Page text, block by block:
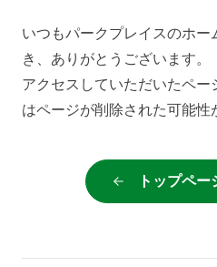
いつもパークプレイスのホ
き、ありがとうございます。
アクセスしていただいたペー
はページが削除された可能性
トップペー